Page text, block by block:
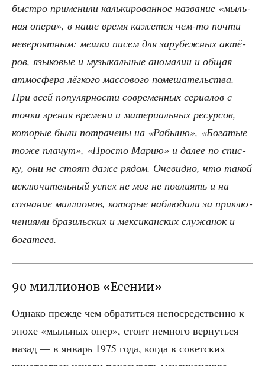
быст­ро при­ме­ни­ли каль­ки­ро­ван­ное назва­ние «мыль­
ная опе­ра», в наше вре­мя кажет­ся чем-то почти
неве­ро­ят­ным: меш­ки писем для зару­беж­ных актё­
ров, язы­ко­вые и музы­каль­ные ано­ма­лии и общая
атмо­сфе­ра лёг­ко­го мас­со­во­го поме­ша­тель­ства.
При всей попу­ляр­но­сти совре­мен­ных сери­а­лов с
точ­ки зре­ния вре­ме­ни и мате­ри­аль­ных ресур­сов,
кото­рые были потра­че­ны на «Рабы­ню», «Бога­тые
тоже пла­чут», «Про­сто Марию» и далее по спис­
ку, они не сто­ят даже рядом. Оче­вид­но, что такой
исклю­чи­тель­ный успех не мог не повли­ять и на
созна­ние мил­ли­о­нов, кото­рые наблю­да­ли за при­клю­
че­ни­я­ми бра­зиль­ских и мек­си­кан­ских слу­жа­нок и
богатеев.
90 миллионов «Есении»
Одна­ко преж­де чем обра­тить­ся непо­сред­ствен­но к
эпо­хе «мыль­ных опер», сто­ит немно­го вер­нуть­ся
назад — в январь 1975 года, когда в совет­ских